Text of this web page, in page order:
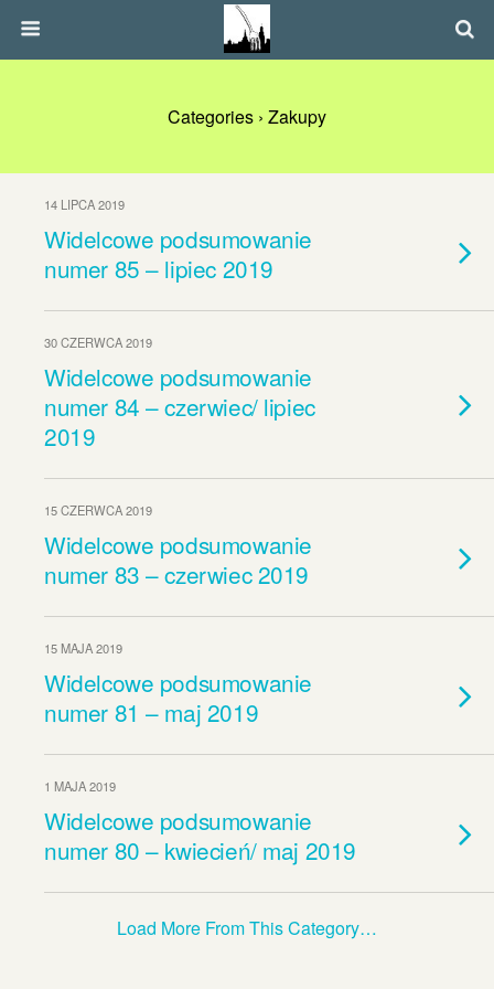
Categories › Zakupy
14 LIPCA 2019
Widelcowe podsumowanie
numer 85 – lipiec 2019
30 CZERWCA 2019
Widelcowe podsumowanie
numer 84 – czerwiec/ lipiec
2019
15 CZERWCA 2019
Widelcowe podsumowanie
numer 83 – czerwiec 2019
15 MAJA 2019
Widelcowe podsumowanie
numer 81 – maj 2019
1 MAJA 2019
Widelcowe podsumowanie
numer 80 – kwiecień/ maj 2019
Load More From This Category…